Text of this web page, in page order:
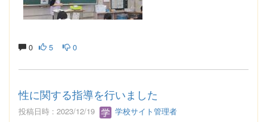
0 5 0
性に関する指導を行いました
投稿日時 : 2023/12/19 学校サイト管理者